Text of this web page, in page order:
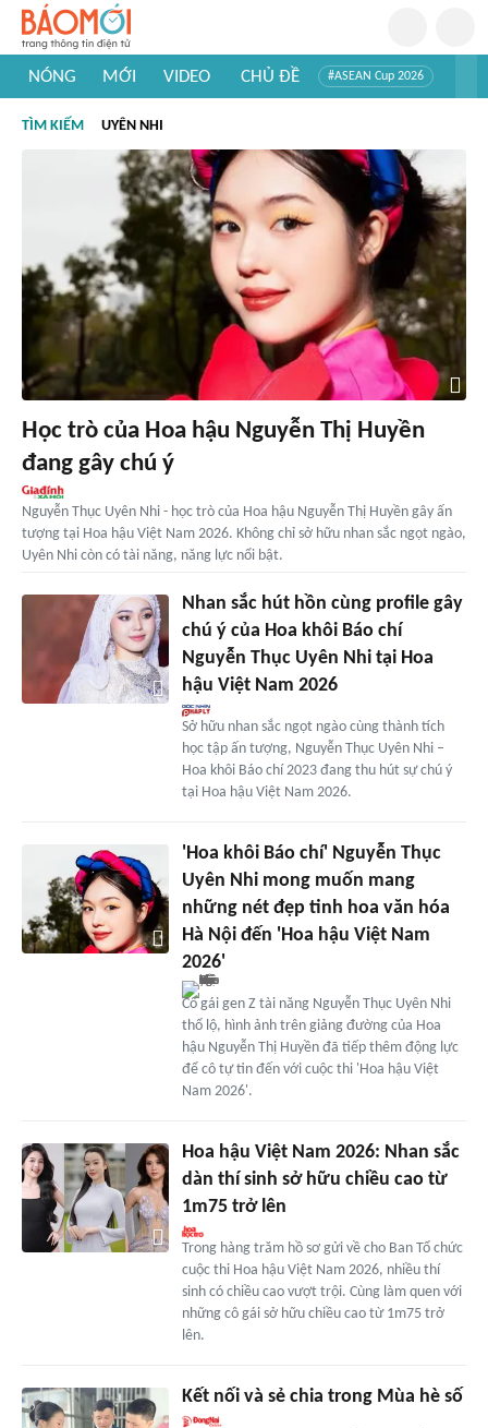
NÓNG MỚI VIDEO CHỦ ĐỀ #ASEAN Cup 2026
#Khám phá thế giới
TÌM KIẾM UYÊN NHI
Học trò của Hoa hậu Nguyễn Thị Huyền
đang gây chú ý
Nguyễn Thục Uyên Nhi - học trò của Hoa hậu Nguyễn Thị Huyền gây ấn
tượng tại Hoa hậu Việt Nam 2026. Không chỉ sở hữu nhan sắc ngọt ngào,
Uyên Nhi còn có tài năng, năng lực nổi bật.
Nhan sắc hút hồn cùng profile gây
chú ý của Hoa khôi Báo chí
Nguyễn Thục Uyên Nhi tại Hoa
hậu Việt Nam 2026
Sở hữu nhan sắc ngọt ngào cùng thành tích
học tập ấn tượng, Nguyễn Thục Uyên Nhi –
Hoa khôi Báo chí 2023 đang thu hút sự chú ý
tại Hoa hậu Việt Nam 2026.
'Hoa khôi Báo chí' Nguyễn Thục
Uyên Nhi mong muốn mang
những nét đẹp tinh hoa văn hóa
Hà Nội đến 'Hoa hậu Việt Nam
2026'
Cô gái gen Z tài năng Nguyễn Thục Uyên Nhi
thổ lộ, hình ảnh trên giảng đường của Hoa
hậu Nguyễn Thị Huyền đã tiếp thêm động lực
để cô tự tin đến với cuộc thi 'Hoa hậu Việt
Nam 2026'.
Hoa hậu Việt Nam 2026: Nhan sắc
dàn thí sinh sở hữu chiều cao từ
1m75 trở lên
Trong hàng trăm hồ sơ gửi về cho Ban Tổ chức
cuộc thi Hoa hậu Việt Nam 2026, nhiều thí
sinh có chiều cao vượt trội. Cùng làm quen với
những cô gái sở hữu chiều cao từ 1m75 trở
lên.
Kết nối và sẻ chia trong Mùa hè số